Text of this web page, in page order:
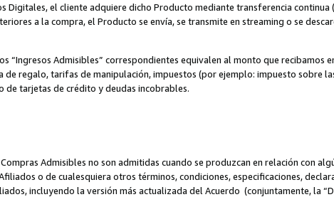
Digitales, el cliente adquiere dicho Producto mediante transferencia
a la compra, el Producto se envía, se transmite en streaming o se
“Ingresos Admisibles” correspondientes equivalen al monto que recibamos
regalo, tarifas de manipulación, impuestos (por ejemplo: impuesto sobre
de tarjetas de crédito y deudas incobrables.
Admisibles no son admitidas cuando se produzcan en relación con
o de cualesquiera otros términos, condiciones, especificaciones,
incluyendo la versión más actualizada del Acuerdo (conjuntamente, la